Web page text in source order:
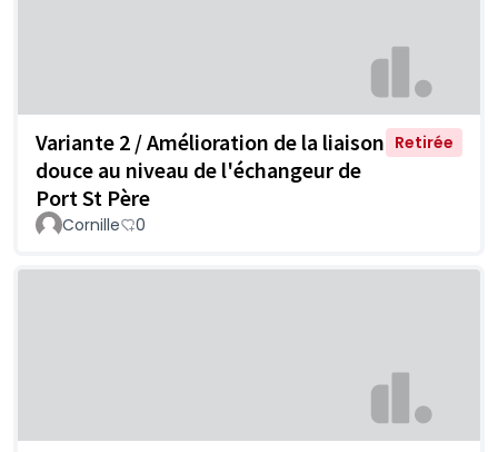
Variante 2 / Amélioration de la liaison
douce au niveau de l'échangeur de
Port St Père
Retirée
Cornille 0